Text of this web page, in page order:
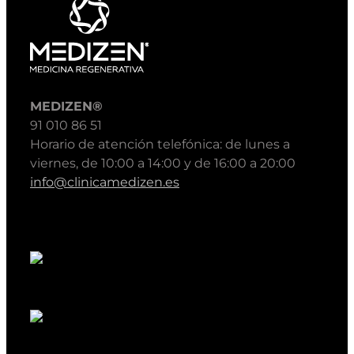
MEDIZEN®
91 010 86 51
Horario de atención telefónica: de lunes a
viernes, de 10:00 a 14:00 y de 16:00 a 20:00
info@clinicamedizen.es